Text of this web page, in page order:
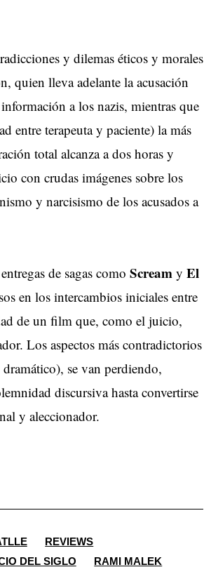
y dilemas éticos y morales
quien lleva adelante la acusación
a los nazis, mientras que
entre terapeuta y paciente) la más
total alcanza a dos horas y
con crudas imágenes sobre los
y narcisismo de los acusados a
de sagas como Scream y El
en los intercambios iniciales entre
de un film que, como el juicio,
Los aspectos más contradictorios
se van perdiendo,
discursiva hasta convertirse
y aleccionador.
REVIEWS
DEL SIGLO
RAMI MALEK